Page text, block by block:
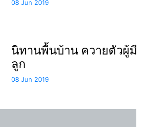
08 Jun 2019
นิทานพื้นบ้าน ควายตัวผู้มี
ลูก
08 Jun 2019